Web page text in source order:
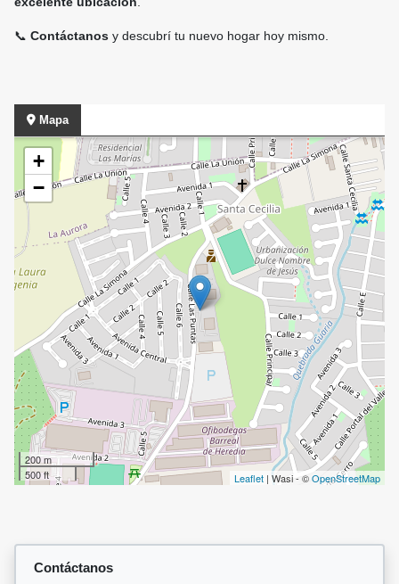
📞 Contáctanos y descubrí tu nuevo hogar hoy mismo.
Mapa
+
−
200 m
500 ft
Leaflet | Wasi - ©OpenStreetMap
Contáctanos